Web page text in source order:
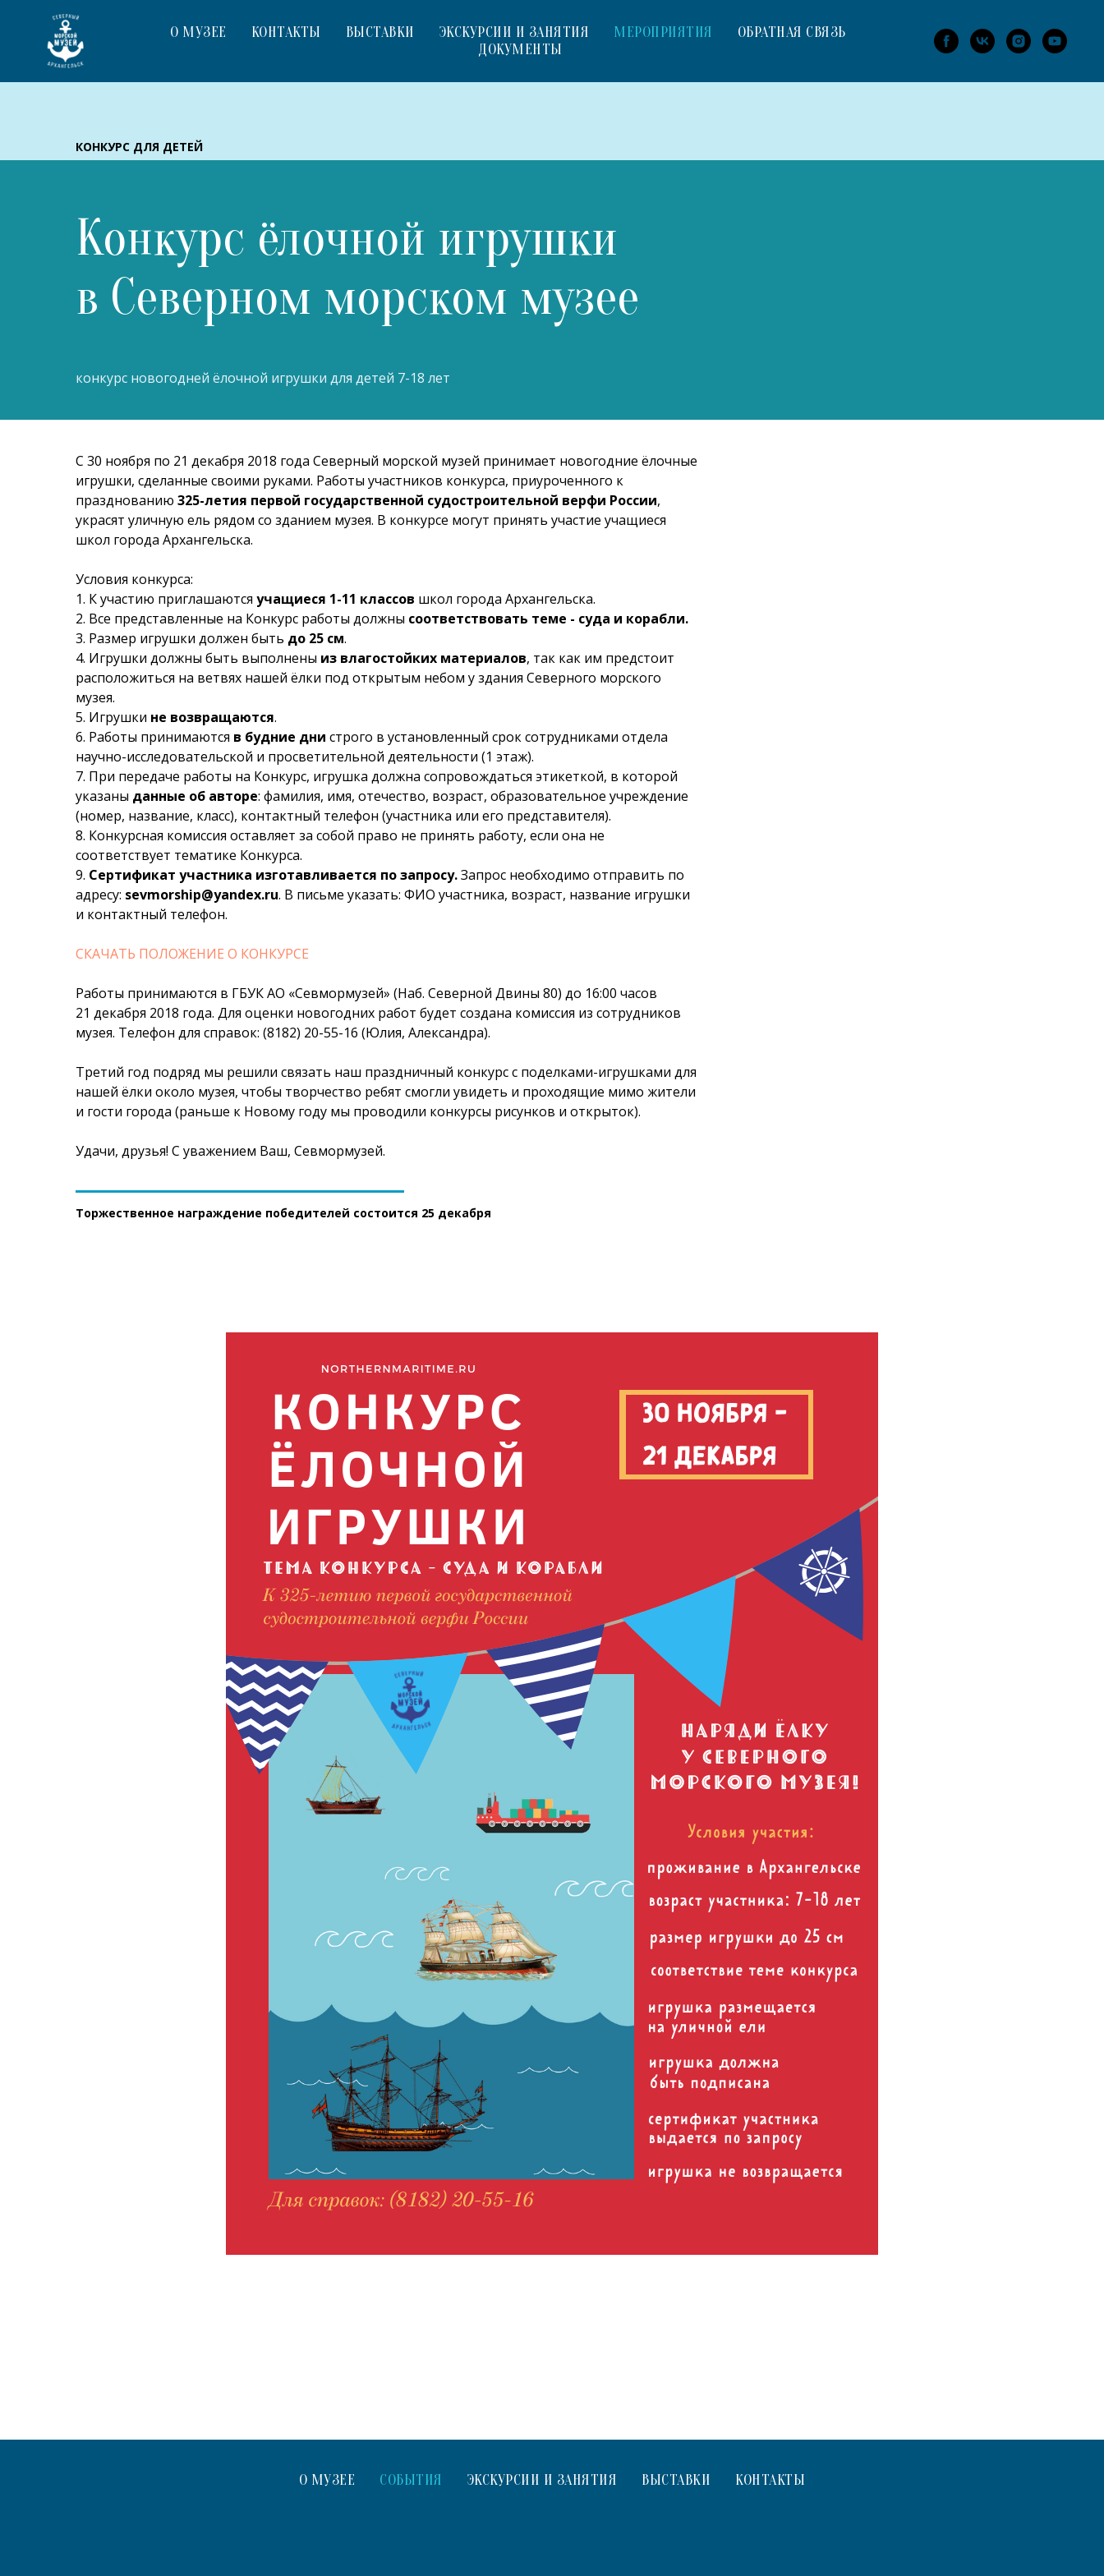
О МУЗЕЕ КОНТАКТЫ ВЫСТАВКИ ЭКСКУРСИИ И ЗАНЯТИЯ МЕРОПРИЯТИЯ
ОБРАТНАЯ СВЯЗЬ
ДОКУМЕНТЫ
КОНКУРС ДЛЯ ДЕТЕЙ
Конкурс ёлочной игрушки
в Северном морском музее
конкурс новогодней ёлочной игрушки для детей 7-18 лет
С 30 ноября по 21 декабря 2018 года Северный морской музей принимает новогодние ёлочные
игрушки, сделанные своими руками. Работы участников конкурса, приуроченного к
празднованию 325-летия первой государственной судостроительной верфи России,
украсят уличную ель рядом со зданием музея. В конкурсе могут принять участие учащиеся
школ города Архангельска.
Условия конкурса:
1. К участию приглашаются учащиеся 1-11 классов школ города Архангельска.
2. Все представленные на Конкурс работы должны соответствовать теме - суда и корабли.
3. Размер игрушки должен быть до 25 см.
4. Игрушки должны быть выполнены из влагостойких материалов, так как им предстоит
расположиться на ветвях нашей ёлки под открытым небом у здания Северного морского
музея.
5. Игрушки не возвращаются.
6. Работы принимаются в будние дни строго в установленный срок сотрудниками отдела
научно-исследовательской и просветительной деятельности (1 этаж).
7. При передаче работы на Конкурс, игрушка должна сопровождаться этикеткой, в которой
указаны данные об авторе: фамилия, имя, отечество, возраст, образовательное учреждение
(номер, название, класс), контактный телефон (участника или его представителя).
8. Конкурсная комиссия оставляет за собой право не принять работу, если она не
соответствует тематике Конкурса.
9. Сертификат участника изготавливается по запросу.Запрос необходимо отправить по
адресу: sevmorship@yandex.ru. В письме указать: ФИО участника, возраст, название игрушки
и контактный телефон.
СКАЧАТЬ ПОЛОЖЕНИЕ О КОНКУРСЕ
Работы принимаются в ГБУК АО «Севмормузей» (Наб. Северной Двины 80) до 16:00 часов
21 декабря 2018 года. Для оценки новогодних работ будет создана комиссия из сотрудников
музея. Телефон для справок: (8182) 20-55-16 (Юлия, Александра).
Третий год подряд мы решили связать наш праздничный конкурс с поделками-игрушками для
нашей ёлки около музея, чтобы творчество ребят смогли увидеть и проходящие мимо жители
и гости города (раньше к Новому году мы проводили конкурсы рисунков и открыток).
Удачи, друзья! С уважением Ваш, Севмормузей.
Торжественное награждение победителей состоится 25 декабря
О МУЗЕЕ СОБЫТИЯ ЭКСКУРСИИ И ЗАНЯТИЯ ВЫСТАВКИ КОНТАКТЫ